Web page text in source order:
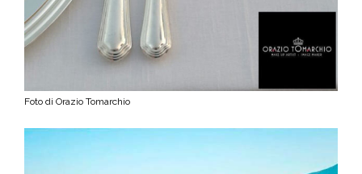
Foto di Orazio Tomarchio